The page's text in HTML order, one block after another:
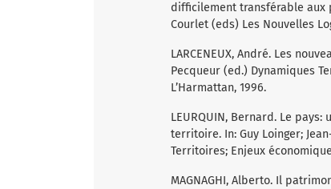
difficilement transférable aux
Courlet (eds) Les Nouvelles
LARCENEUX, André. Les
Pecqueur (ed.) Dynamiques
L’Harmattan, 1996.
LEURQUIN, Bernard. Le
territoire. In: Guy Loinger;
Territoires; Enjeux
MAGNAGHI, Alberto. Il